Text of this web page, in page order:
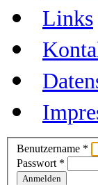
Links
Benutzername *
Passwort*
Anmelden